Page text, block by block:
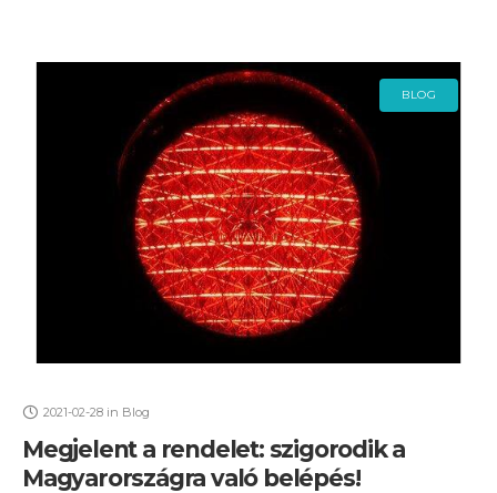
BLOG
2021-02-28 in Blog
Megjelent a rendelet: szigorodik a
Magyarországra való belépés!